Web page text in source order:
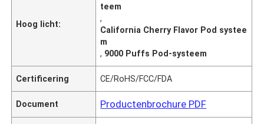
Hoog licht:
teem
,
California Cherry Flavor Pod systee
m
, 9000 Puffs Pod-systeem
Certificering CE/RoHS/FCC/FDA
Document Productenbrochure PDF